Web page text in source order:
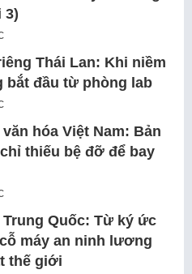
3)
Thái Lan: Khi niềm
đầu từ phòng lab
hóa Việt Nam: Bản
thiếu bệ đỡ để bay
Quốc: Từ ký ức
máy an ninh lương
thế giới